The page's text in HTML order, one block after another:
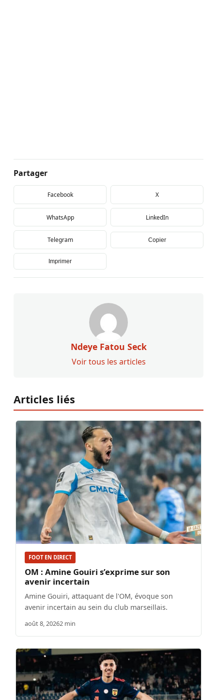
Partager
Facebook X
WhatsApp LinkedIn
Telegram Copier
Imprimer
Ndeye Fatou Seck
Voir tous les articles
Articles liés
FOOT EN DIRECT
OM : Amine Gouiri s’exprime sur son
avenir incertain
Amine Gouiri, attaquant de l'OM, évoque son
avenir incertain au sein du club marseillais.
août 8, 20262 min